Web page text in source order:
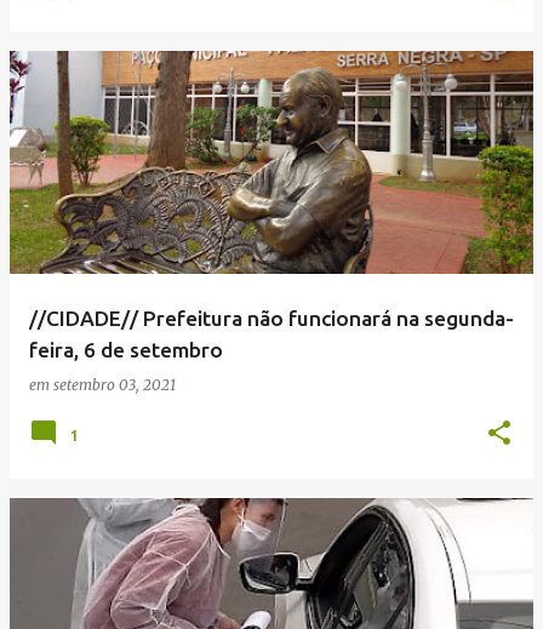
//CIDADE// Prefeitura não funcionará na segunda-
feira, 6 de setembro
em setembro 03, 2021
1